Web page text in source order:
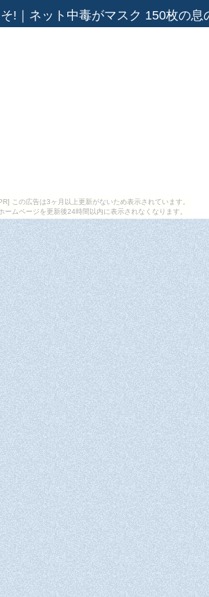
この広告は3ヶ月以上更新がないため表示されています。
ームページを更新後24時間以内に表示されなくなります。
! ネット中毒がマスク 150枚の息